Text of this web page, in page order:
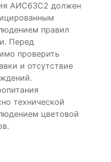
АИС63C2 должен
правил
Перед
проверить
и отсутствие
технической
цветовой